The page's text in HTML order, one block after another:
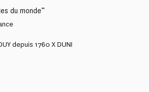
du monde”
depuis 1760 X DUNI